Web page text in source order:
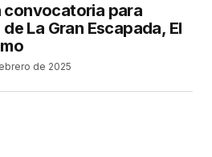
convocatoria para
La Gran Escapada, El
de 2025